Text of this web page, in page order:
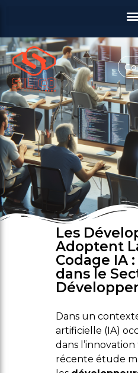
Les
Adoptent
Codage IA
dans le
Dans un
artificielle (IA)
dans
récente étude